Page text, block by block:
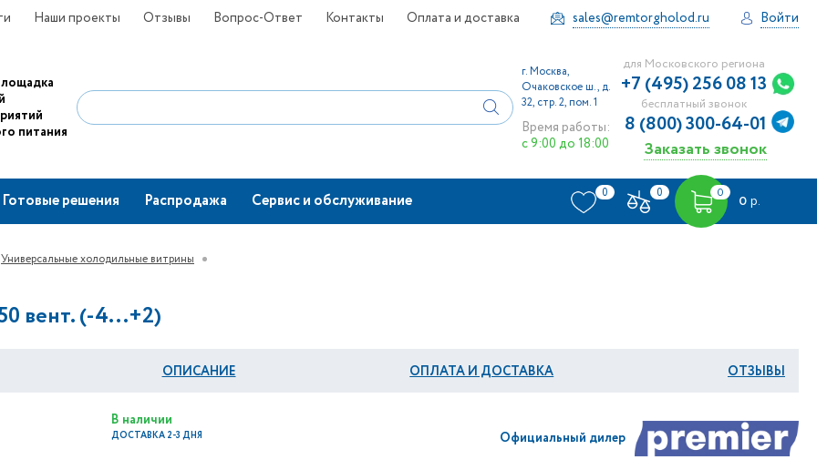
Наши проекты Отзывы Вопрос-Ответ Контакты Оплата и доставка sales@remtorgholod.ru Войти
питания
г. Москва,
Очаковское ш., д.
32, стр. 2, пом. 1
Время работы:
с 9:00 до 18:00
для Московского региона
+7 (495) 256 08 13
бесплатный звонок
8 (800) 300-64-01
Заказать звонок
Готовые решения Распродажа Сервис и обслуживание 0 0 0
0 р.
Универсальные холодильные витрины
вент. (-4...+2)
ОПИСАНИЕ ОПЛАТА И ДОСТАВКА ОТЗЫВЫ
В наличии
ДОСТАВКА 2-3 ДНЯ Официальный дилер